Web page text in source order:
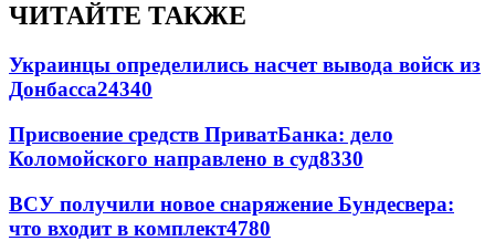
ЧИТАЙТЕ ТАКЖЕ
Украинцы определились насчет вывода войск из
Донбасса24340
Присвоение средств ПриватБанка: дело
Коломойского направлено в суд8330
ВСУ получили новое снаряжение Бундесвера:
что входит в комплект4780